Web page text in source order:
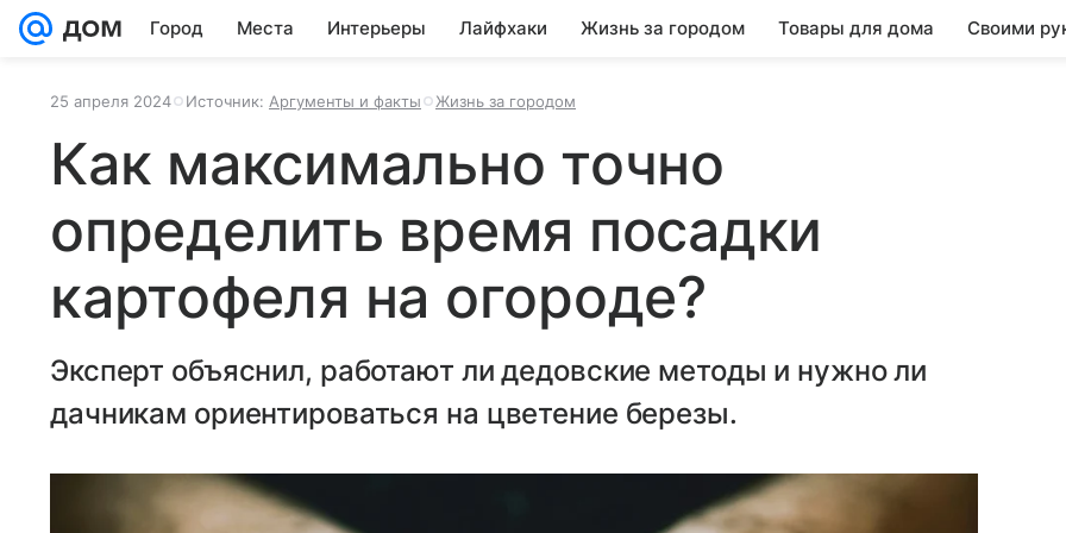
Город Места Интерьеры Лайфхаки Жизнь за городом Товары для дома Своими
25 апреля 2024 Источник: Аргументы и факты Жизнь за городом
Как максимально точно
определить время посадки
картофеля на огороде?
Эксперт объяснил, работают ли дедовские методы и нужно ли
дачникам ориентироваться на цветение березы.